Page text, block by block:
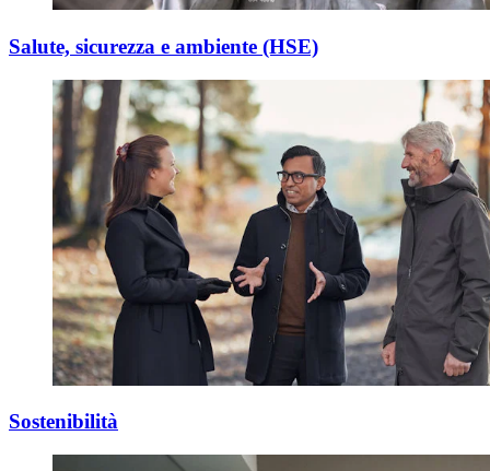
Salute, sicurezza e ambiente (HSE)
Sostenibilità